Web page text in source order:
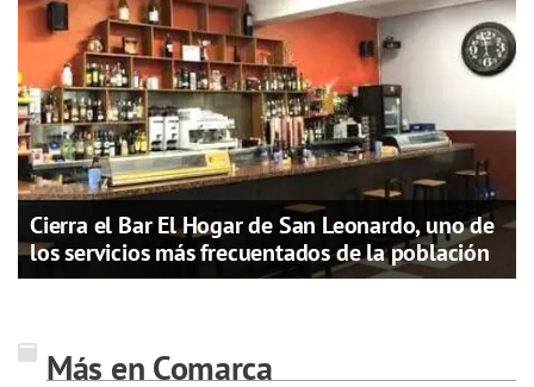
Cierra el Bar El Hogar de San Leonardo, uno de
los servicios más frecuentados de la población
Más en Comarca